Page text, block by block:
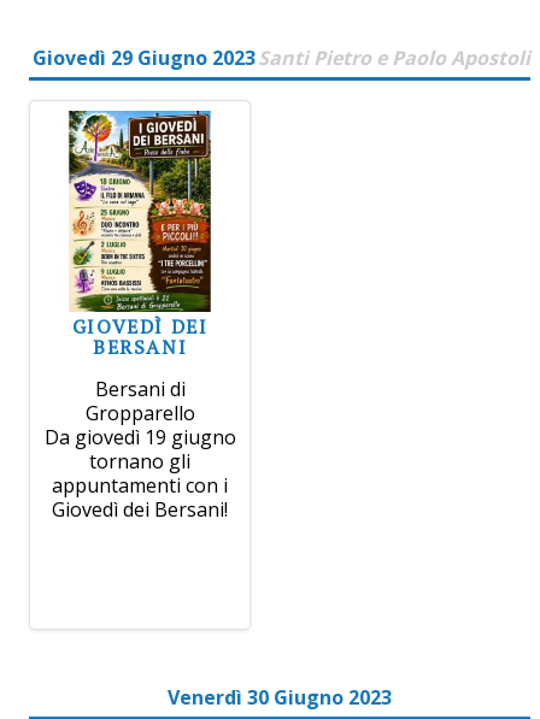
Giovedì 29 Giugno 2023Santi Pietro e Paolo Apostoli
GIOVEDÌ DEI
BERSANI
Bersani di
Gropparello
Da giovedì 19 giugno
tornano gli
appuntamenti con i
Giovedì dei Bersani!
Venerdì 30 Giugno 2023